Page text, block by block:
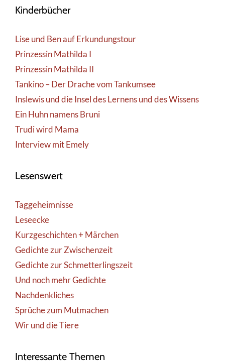
Kinderbücher
Lise und Ben auf Erkundungstour
Prinzessin Mathilda I
Prinzessin Mathilda II
Tankino – Der Drache vom Tankumsee
Inslewis und die Insel des Lernens und des Wissens
Ein Huhn namens Bruni
Trudi wird Mama
Interview mit Emely
Lesenswert
Taggeheimnisse
Leseecke
Kurzgeschichten + Märchen
Gedichte zur Zwischenzeit
Gedichte zur Schmetterlingszeit
Und noch mehr Gedichte
Nachdenkliches
Sprüche zum Mutmachen
Wir und die Tiere
Interessante Themen